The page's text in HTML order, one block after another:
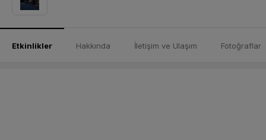
Etkinlikler Hakkında İletişim ve Ulaşım Fotoğraflar